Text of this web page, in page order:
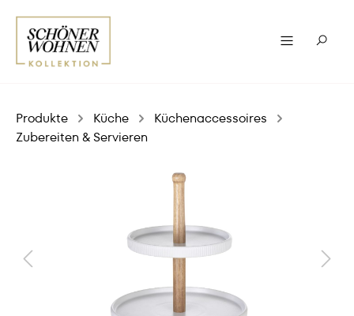
Produkte Küche
Küchenaccessoires
Zubereiten & Servieren